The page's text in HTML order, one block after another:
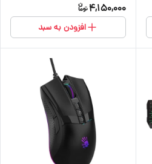
4,150,000
افزودن به سبد